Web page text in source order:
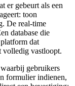
er gebeurt als een
toon
De real-time
database die
dat
volledig vastloopt.
gebruikers
formulier indienen,